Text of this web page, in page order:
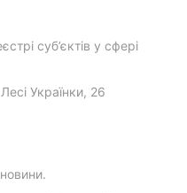
суб’єктів у сфері
Українки, 26